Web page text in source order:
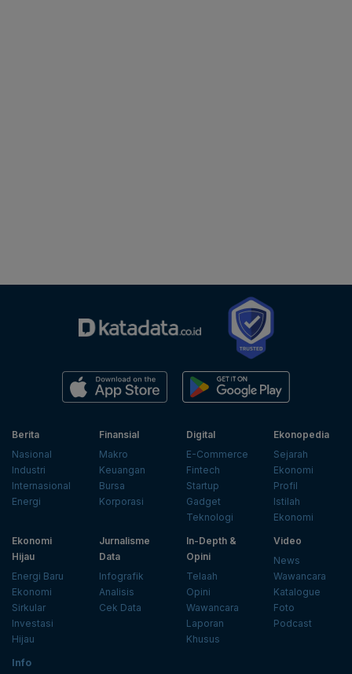
Berita
Nasional
Industri
Internasional
Energi
Finansial
Makro
Keuangan
Bursa
Korporasi
Digital
E-Commerce
Fintech
Startup
Gadget
Teknologi
Ekonopedia
Sejarah
Ekonomi
Profil
Istilah
Ekonomi
Ekonomi
Hijau
Energi Baru
Ekonomi
Sirkular
Investasi
Hijau
Jurnalisme
Data
Infografik
Analisis
Cek Data
In-Depth &
Opini
Telaah
Opini
Wawancara
Laporan
Khusus
Video
News
Wawancara
Katalogue
Foto
Podcast
Info